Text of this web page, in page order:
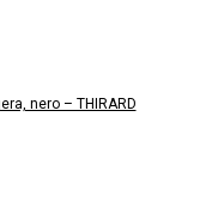
nero – THIRARD